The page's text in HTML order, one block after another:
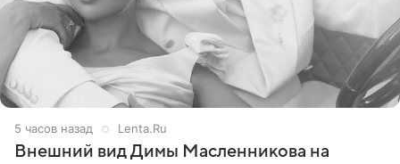
5 часов назад Lenta.Ru
Внешний вид Димы Масленникова на